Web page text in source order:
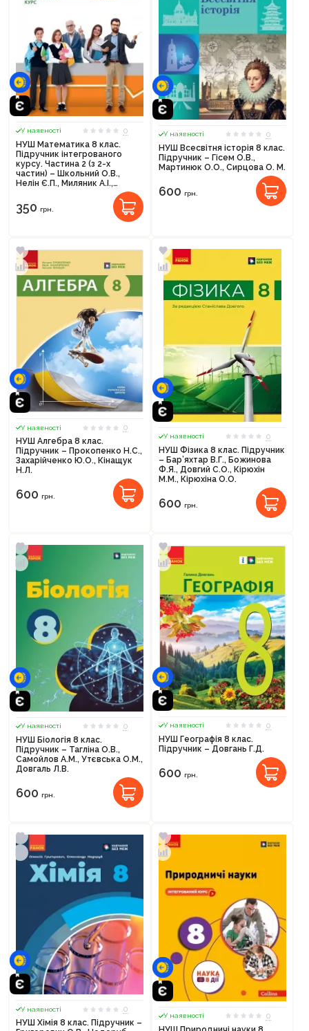
У наявності
0
НУШ Математика 8 клас.
Підручник інтегрованого
курсу. Частина 2 (з 2-х
частин) – Школьний О.В.,
Нелін Є.П., Миляник А.І.,
350 грн.
У наявності
0
НУШ Всесвітня історія 8 клас.
Підручник – Гісем О.В.,
Мартинюк О.О., Сирцова О. М.
600 грн.
У наявності
0
НУШ Алгебра 8 клас.
Підручник – Прокопенко Н.С.,
Захарійченко Ю.О., Кінащук
Н.Л.
600 грн.
У наявності
0
НУШ Фізика 8 клас. Підручник
– Бар’яхтар В.Г., Божинова
Ф.Я., Довгий С.О., Кірюхін
М.М., Кірюхіна О.О.
600 грн.
У наявності
0
НУШ Біологія 8 клас.
Підручник – Тагліна О.В.,
Самойлов А.М., Утєвська О.М.,
Довгаль Л.В.
600 грн.
У наявності
0
НУШ Географія 8 клас.
Підручник – Довгань Г.Д.
600 грн.
У наявності
0
НУШ Хімія 8 клас. Підручник –
У наявності
0